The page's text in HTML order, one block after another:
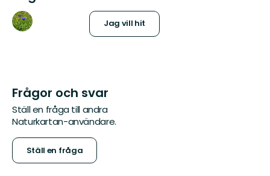
Jag vill hit
Frågor och svar
Ställ en fråga till andra
Naturkartan-användare.
Ställ en fråga